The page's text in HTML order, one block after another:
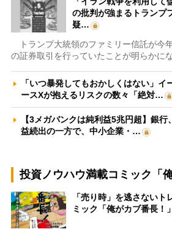
の批判が強まるトランプ
疑…
トランプ大統領のファミリー信託が今
の証券取引を行っていたことが明らかに
「いつ暴発してもおかしくはない」
ースXが抱えるリスクの数々「絶対…
【3メガバンクは純利益5兆円超】銀
益続出の一方で、中小企業・…
投資ノウハウ満載コミック「
「売り時」を逃さない
ミック「俺がカブ番長！